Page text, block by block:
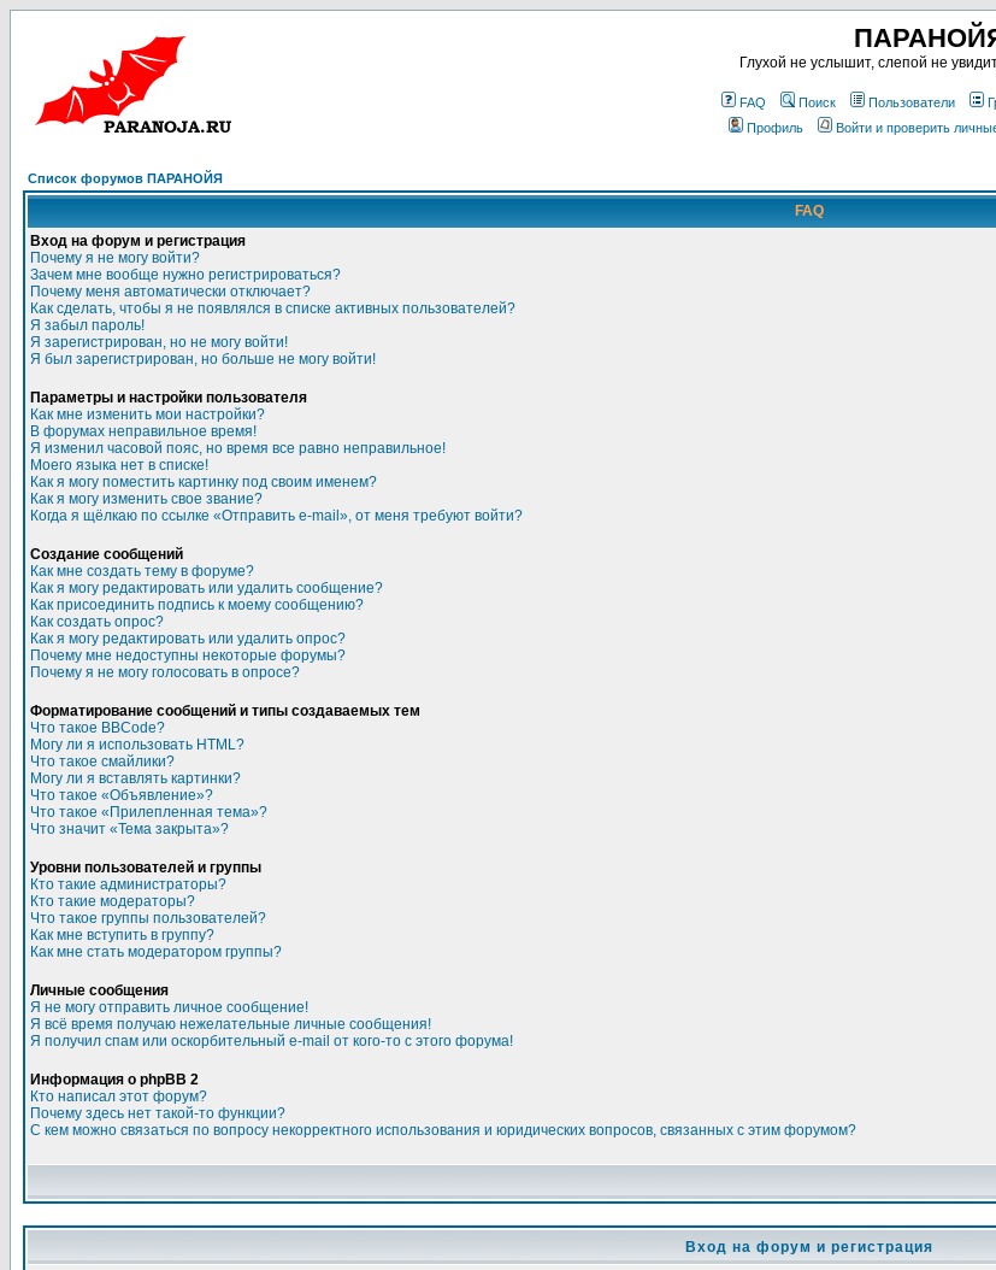
Глухой не услышит, слепой не
FAQ Поиск Пользователи
Профиль
Войти и проверить
Список форумов ПАРАНОЙЯ
FAQ
Вход на форум и регистрация
Почему я не могу войти?
Зачем мне вообще нужно регистрироваться?
Почему меня автоматически отключает?
Как сделать, чтобы я не появлялся в списке активных пользователей?
Я забыл пароль!
Я зарегистрирован, но не могу войти!
Я был зарегистрирован, но больше не могу войти!
Параметры и настройки пользователя
Как мне изменить мои настройки?
В форумах неправильное время!
Я изменил часовой пояс, но время все равно неправильное!
Моего языка нет в списке!
Как я могу поместить картинку под своим именем?
Как я могу изменить свое звание?
Когда я щёлкаю по ссылке «Отправить e-mail», от меня требуют войти?
Создание сообщений
Как мне создать тему в форуме?
Как я могу редактировать или удалить сообщение?
Как присоединить подпись к моему сообщению?
Как создать опрос?
Как я могу редактировать или удалить опрос?
Почему мне недоступны некоторые форумы?
Почему я не могу голосовать в опросе?
Форматирование сообщений и типы создаваемых тем
Что такое BBCode?
Могу ли я использовать HTML?
Что такое смайлики?
Могу ли я вставлять картинки?
Что такое «Объявление»?
Что такое «Прилепленная тема»?
Что значит «Тема закрыта»?
Уровни пользователей и группы
Кто такие администраторы?
Кто такие модераторы?
Что такое группы пользователей?
Как мне вступить в группу?
Как мне стать модератором группы?
Личные сообщения
Я не могу отправить личное сообщение!
Я всё время получаю нежелательные личные сообщения!
Я получил спам или оскорбительный e-mail от кого-то с этого форума!
Информация о phpBB 2
Кто написал этот форум?
Почему здесь нет такой-то функции?
С кем можно связаться по вопросу некорректного использования и юридических вопросов, связанных с этим форумом?
Вход на форум и регистрация